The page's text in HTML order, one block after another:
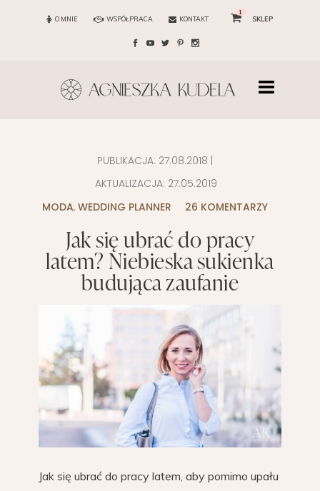
O MNIE WSPÓŁPRACA KONTAKT
1
SKLEP
PUBLIKACJA: 27.08.2018
AKTUALIZACJA: 27.05.2019
MODA, WEDDING PLANNER 26 KOMENTARZY
Jak się ubrać do pracy
latem? Niebieska sukienka
budująca zaufanie
Jak się ubrać do pracy latem, aby pomimo upału